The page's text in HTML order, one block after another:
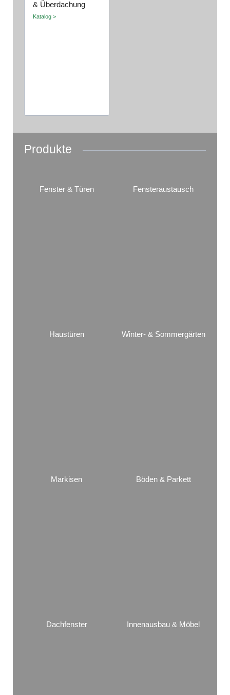
& Überdachung
Katalog >
Produkte
Fenster & Türen Fensteraustausch
Haustüren Winter- & Sommergärten
Markisen Böden & Parkett
Dachfenster Innenausbau & Möbel